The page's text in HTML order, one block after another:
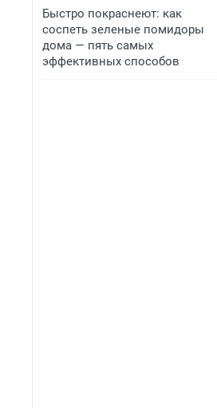
Быстро покраснеют: как
соспеть зеленые помидоры
дома — пять самых
эффективных способов